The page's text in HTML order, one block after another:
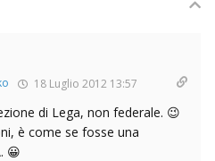
18 Luglio 2012 13:57
di Lega, non federale. 😉
è come se fosse una
😀